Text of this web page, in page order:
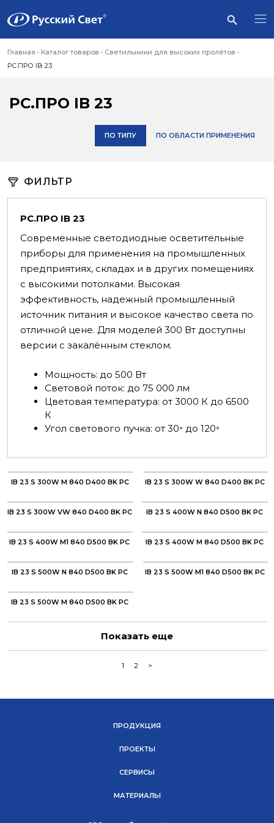
Главная Каталог товаров
Светильники для высоких пролётов
РС.ПРО IB 23
РС.ПРО IB 23
ПО ТИПУ ПО ОБЛАСТИ ПРИМЕНЕНИЯ
ФИЛЬТР
РС.ПРО IB 23
Современные светодиодные осветительные
приборы для применения на промышленных
предприятиях, складах и в других помещениях
с высокими потолками. Высокая
эффективность, надежный промышленный
источник питания и высокое качество света по
отличной цене. Для моделей 300 Вт доступны
версии с закалённым стеклом.
Мощность: до 500 Вт
Световой поток: до 75 000 лм
Цветовая температура: от 3000 К до 6500
К
Угол светового пучка: от 30° до 120°
IB 23 S 300W M 840 D400 BK PC IB 23 S 300W W 840 D400 BK PC
IB 23 S 300W VW 840 D400 BK PC IB 23 S 400W N 840 D500 BK PC
IB 23 S 400W M1 840 D500 BK PC IB 23 S 400W M 840 D500 BK PC
IB 23 S 500W N 840 D500 BK PC IB 23 S 500W M1 840 D500 BK PC
IB 23 S 500W M 840 D500 BK PC
Показать еще
1 2 >
ПРОДУКЦИЯ
ПРОЕКТЫ
СЕРВИСЫ
МАТЕРИАЛЫ